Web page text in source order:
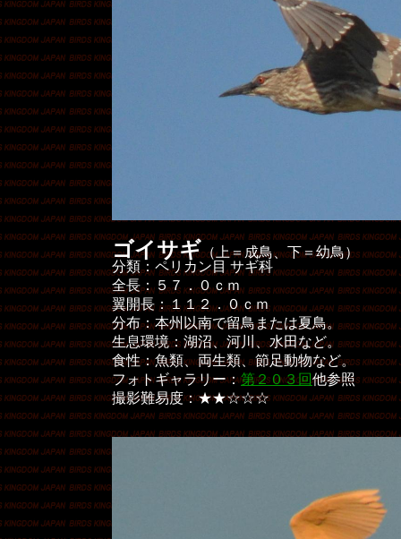
分類：ペリカン目 サギ科
全長：５７．０ｃｍ
翼開長：１１２．０ｃｍ
分布：本州以南で留鳥または夏鳥。
生息環境：湖沼、河川、水田など。
食性：魚類、両生類、節足動物など。
フォトギャラリー：第２０３回他参照
撮影難易度：★★☆☆☆
ゴイサギ（上＝成鳥、下＝幼鳥）